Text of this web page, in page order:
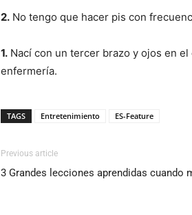
2. No tengo que hacer pis con
1. Nací con un tercer brazo y ojos en
enfermería.
TAGS Entretenimiento ES-Feature
Previous article
3 Grandes lecciones aprendidas cuando